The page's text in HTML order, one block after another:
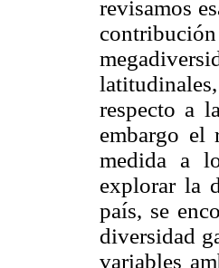
revisamos
respecto a
embargo el
medida a
explorar la
país, se
diversidad
variables